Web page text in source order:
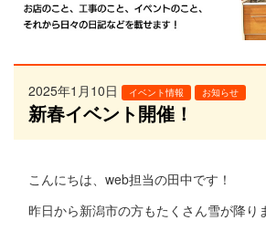
2025年1月10日 イベント情報 お知らせ
新春イベント開催！
こんにちは、web担当の田中です！
昨日から新潟市の方もたくさん雪が降り